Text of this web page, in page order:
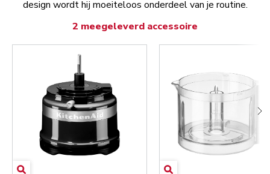
design wordt hij moeiteloos onderdeel van je routine.
2 meegeleverd accessoire